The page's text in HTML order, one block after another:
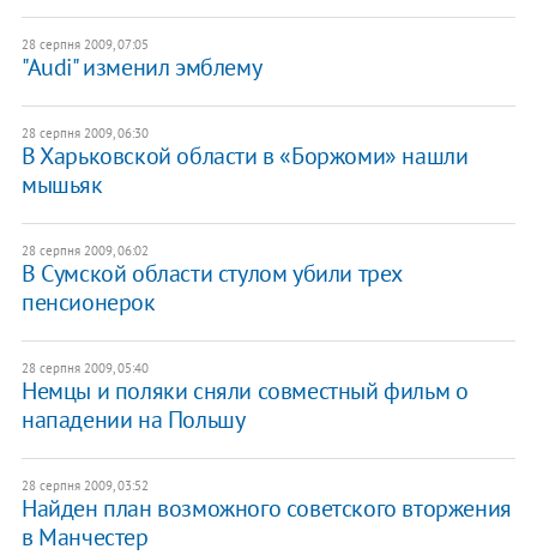
28 серпня 2009, 07:05
"Audi" изменил эмблему
28 серпня 2009, 06:30
В Харьковской области в «Боржоми» нашли
мышьяк
28 серпня 2009, 06:02
В Сумской области стулом убили трех
пенсионерок
28 серпня 2009, 05:40
Немцы и поляки сняли совмеcтный фильм о
нападении на Польшу
28 серпня 2009, 03:52
Найден план возможного советского вторжения
в Манчестер